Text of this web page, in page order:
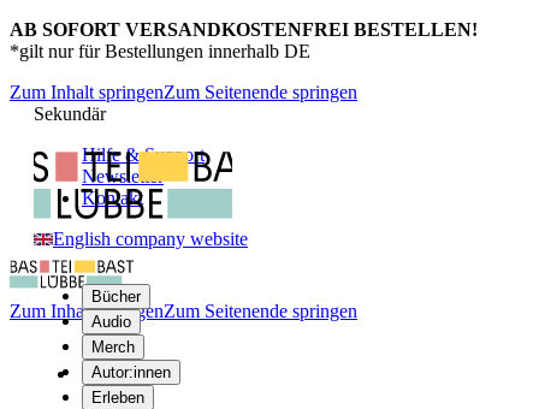
AB SOFORT VERSANDKOSTENFREI BESTELLEN!
*gilt nur für Bestellungen innerhalb DE
Zum Inhalt springenZum Seitenende springen
Sekundär
Hilfe & Support
Newsletter
Kontakt
English company website
Bücher
Audio
Merch
Autor:innen
Erleben
Zum Inhalt springenZum Seitenende springen